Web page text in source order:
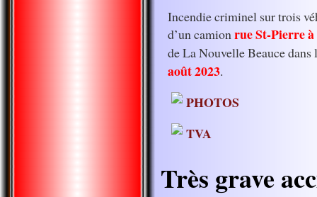
Incendie criminel sur trois
d’un camionrue St-Pierre
de La Nouvelle Beauce
août 2023.
PHOTOS
TVA
Très grave